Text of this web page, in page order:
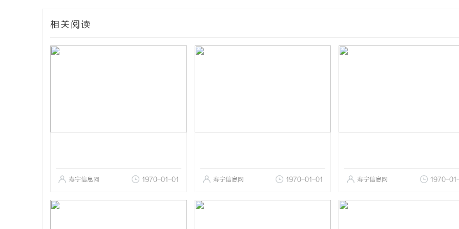
相关阅读
寿宁信息网 1970-01-01 寿宁信息网 1970-01-01 寿宁信息网 1970-